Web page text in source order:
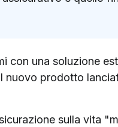
con una soluzione
prodotto
sulla vita